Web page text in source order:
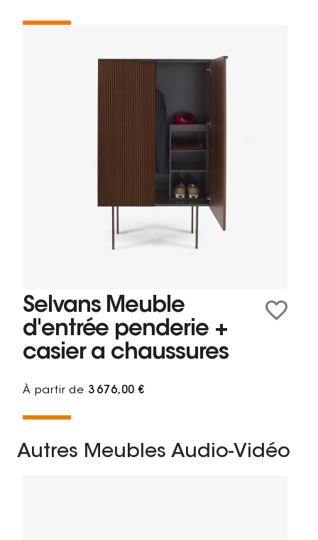
Selvans Meuble
d'entrée penderie +
casier a chaussures
À partir de 3 676,00 €
Autres Meubles Audio-Vidéo